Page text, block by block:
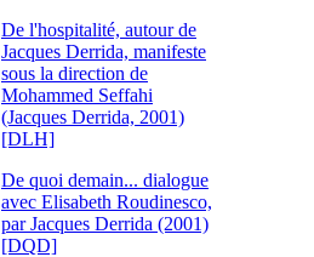
De l'hospitalité, autour de
Jacques Derrida, manifeste
sous la direction de
Mohammed Seffahi
(Jacques Derrida, 2001)
[DLH]
De quoi demain... dialogue
avec Elisabeth Roudinesco,
par Jacques Derrida (2001)
[DQD]